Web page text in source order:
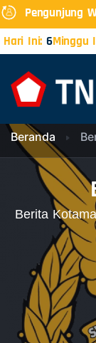
Pengunjung
Hari Ini: 6Minggu
Beranda
Berita